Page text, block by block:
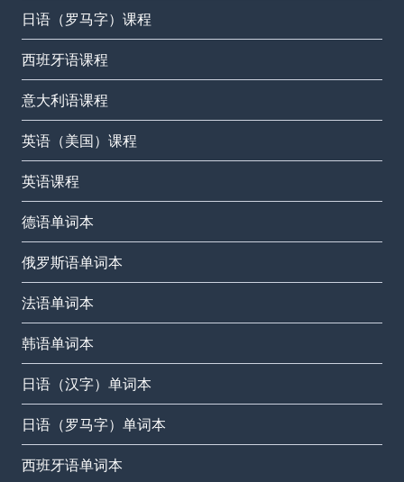
日语（罗马字）课程
西班牙语课程
意大利语课程
英语（美国）课程
英语课程
德语单词本
俄罗斯语单词本
法语单词本
韩语单词本
日语（汉字）单词本
日语（罗马字）单词本
西班牙语单词本